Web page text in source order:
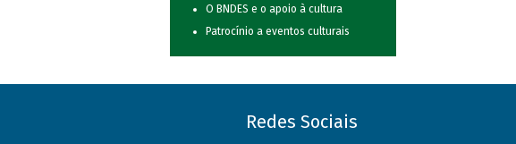
O BNDES e o apoio à cultura
Patrocínio a eventos culturais
Redes Sociais